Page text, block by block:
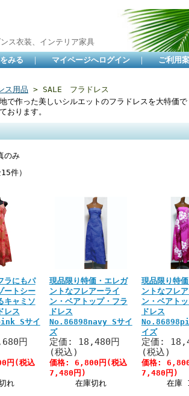
ス衣装、インテリア家具
みる ｜ マイページへログイン ｜ ご利用
ス用品 > SALE フラドレス
で作った美しいシルエットのフラドレスを大特価
おります。
のみ
件）
ラにもパ
ートシー
キャミソ
レス
Sサイ
円
円(税込
れ
現品限り特価・エレガ
ントなフレアーライ
ン・ベアトップ・フラ
ドレス
No.86898navy Sサイ
ズ
定価: 18,480円
(税込)
価格: 6,800円(税込
7,480円)
在庫切れ
現品限り特
ントなフレ
ン・ベアト
ドレス
イズ
定価:
(税込)
価格:
7,480円)
在庫